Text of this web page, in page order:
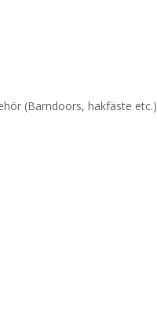
(Barndoors, hakfäste etc.)